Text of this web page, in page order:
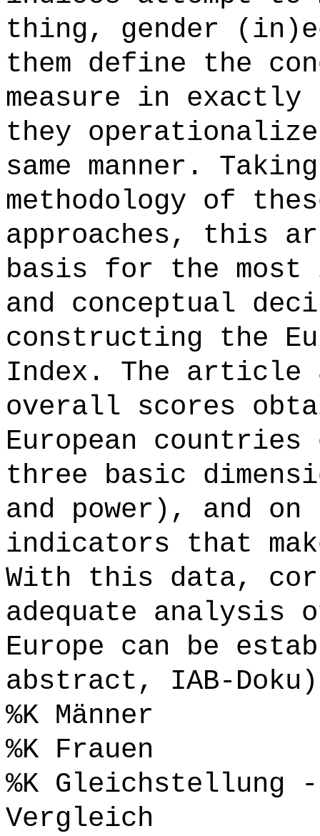
thing, gender
them define the
measure in exactly
they operationalize
same manner.
methodology of
approaches, this
basis for the
and conceptual
constructing the
Index. The article
overall scores
European
three basic
and power), and
indicators that
With this data,
adequate analysis
Europe can be
abstract, IAB-
%K Männer
%K Frauen
%K
Vergleich